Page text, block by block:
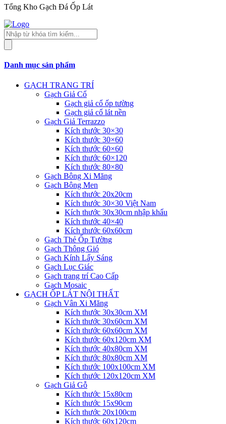
Tổng Kho Gạch Đá Ốp Lát
Tìm
kiếm
sản
Danh mục sản phẩm
GẠCH TRANG TRÍ
Gạch Giả Cổ
Gạch giả cổ ốp tường
Gạch giả cổ lát nền
Gạch Giả Terrazzo
Kích thước 30×30
Kích thước 30×60
Kích thước 60×60
Kích thước 60×120
Kích thước 80×80
Gạch Bông Xi Măng
Gạch Bông Men
Kích thước 20x20cm
Kích thước 30×30 Việt Nam
Kích thước 30x30cm nhập khẩu
Kích thước 40×40
Kích thước 60x60cm
Gạch Thẻ Ốp Tường
Gạch Thông Gió
Gạch Kính Lấy Sáng
Gạch Lục Giác
Gạch trang trí Cao Cấp
Gạch Mosaic
GẠCH ỐP LÁT NỘI THẤT
Gạch Vân Xi Măng
Kích thước 30x30cm XM
Kích thước 30x60cm XM
Kích thước 60x60cm XM
Kích thước 60x120cm XM
Kích thước 40x80cm XM
Kích thước 80x80cm XM
Kích thước 100x100cm XM
Kích thước 120x120cm XM
Gạch Giả Gỗ
Kích thước 15x80cm
Kích thước 15x90cm
Kích thước 20x100cm
Kích thước 60x120cm